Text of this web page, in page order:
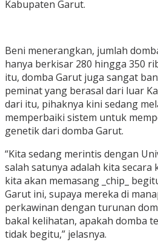
Kabupaten Garut.
Beni menerangkan, jumlah
hanya berkisar 280 hingga 350
itu, domba Garut juga sangat
peminat yang berasal dari luar
dari itu, pihaknya kini sedang
memperbaiki sistem untuk
genetik dari domba Garut.
“Kita sedang merintis dengan
salah satunya adalah kita secara
kita akan memasang _chip_
Garut ini, supaya mereka di
perkawinan dengan turunan
bakal kelihatan, apakah domba
tidak begitu,” jelasnya.